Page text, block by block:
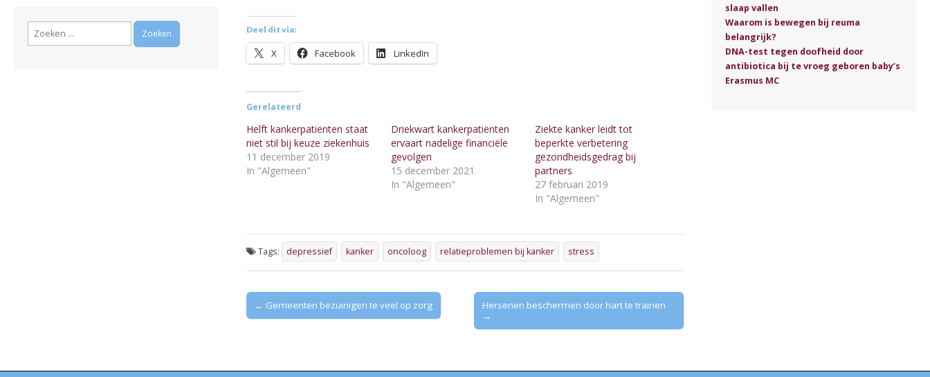
Deel dit via:
X Facebook LinkedIn
Gerelateerd
Helft kankerpatiënten staat
niet stil bij keuze ziekenhuis
11 december 2019
In "Algemeen"
Driekwart kankerpatiënten
ervaart nadelige financiële
gevolgen
15 december 2021
In "Algemeen"
Ziekte kanker leidt tot
beperkte verbetering
gezondheidsgedrag bij
partners
27 februari 2019
In "Algemeen"
Tags: depressief kanker oncoloog relatieproblemen bij kanker stress
Post
navigation
← Gemeenten bezuinigen te veel op zorg
Hersenen beschermen door hart te trainen
→
Zoeken
slaap vallen
Waarom is bewegen bij reuma
belangrijk?
DNA-test tegen doofheid door
antibiotica bij te vroeg geboren baby’s
Erasmus MC